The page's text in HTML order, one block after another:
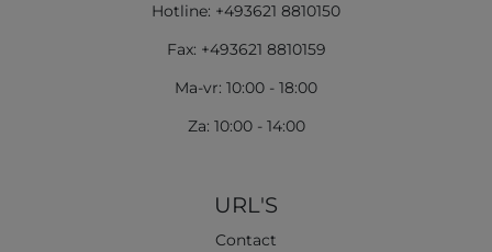
Hotline: +493621 8810150
Fax: +493621 8810159
Ma-vr: 10:00 - 18:00
Za: 10:00 - 14:00
URL'S
Contact